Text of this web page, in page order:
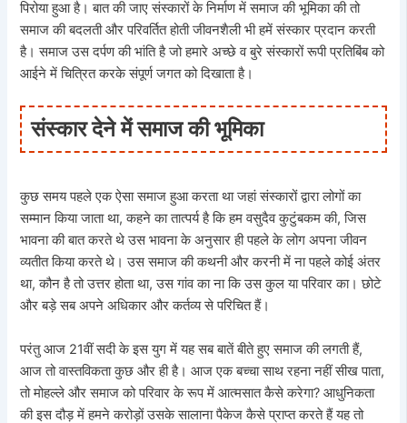
पिरोया हुआ है। बात की जाए संस्कारों के निर्माण में समाज की भूमिका की तो
समाज की बदलती और परिवर्तित होती जीवनशैली भी हमें संस्कार प्रदान करती
है। समाज उस दर्पण की भांति है जो हमारे अच्छे व बुरे संस्कारों रूपी प्रतिबिंब को
आईने में चित्रित करके संपूर्ण जगत को दिखाता है।
संस्कार देने में समाज की भूमिका
कुछ समय पहले एक ऐसा समाज हुआ करता था जहां संस्कारों द्वारा लोगों का
सम्मान किया जाता था, कहने का तात्पर्य है कि हम वसुदैव कुटुंबकम की, जिस
भावना की बात करते थे उस भावना के अनुसार ही पहले के लोग अपना जीवन
व्यतीत किया करते थे। उस समाज की कथनी और करनी में ना पहले कोई अंतर
था, कौन है तो उत्तर होता था, उस गांव का ना कि उस कुल या परिवार का। छोटे
और बड़े सब अपने अधिकार और कर्तव्य से परिचित हैं।
परंतु आज 21वीं सदी के इस युग में यह सब बातें बीते हुए समाज की लगती हैं,
आज तो वास्तविकता कुछ और ही है। आज एक बच्चा साथ रहना नहीं सीख पाता,
तो मोहल्ले और समाज को परिवार के रूप में आत्मसात कैसे करेगा? आधुनिकता
की इस दौड़ में हमने करोड़ों उसके सालाना पैकेज कैसे प्राप्त करते हैं यह तो